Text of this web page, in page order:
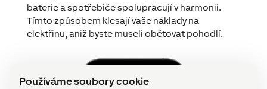
Používáme soubory cookie
baterie a spotřebiče spolupracují v harmonii.
Tímto způsobem klesají vaše náklady na
elektřinu, aniž byste museli obětovat pohodlí.